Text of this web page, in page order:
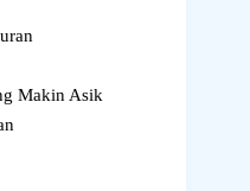
Makin Asik